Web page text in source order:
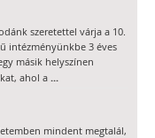
szeretettel várja a 10.
intézményünkbe 3 éves
másik helyszínen
ahol a ...
mindent megtalál,